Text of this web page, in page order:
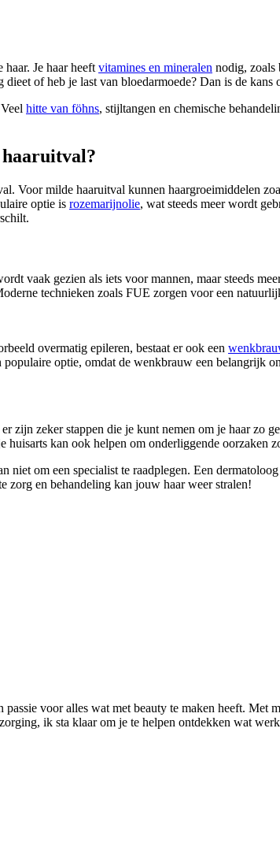
Je haar heeft vitamines en mineralen nodig, zoals
of heb je last van bloedarmoede? Dan is de
hitte van föhns, stijltangen en chemische
haaruitval?
Voor milde haaruitval kunnen haargroeimiddelen
optie is rozemarijnolie, wat steeds meer wordt
vaak gezien als iets voor mannen, maar steeds
technieken zoals FUE zorgen voor een
overmatig epileren, bestaat er ook een
optie, omdat de wenkbrauw een belangrijk
zeker stappen die je kunt nemen om je haar zo
kan ook helpen om onderliggende oorzaken
om een specialist te raadplegen. Een
zorg en behandeling kan jouw haar weer stralen!
voor alles wat met beauty te maken heeft. Met
ik sta klaar om je te helpen ontdekken wat